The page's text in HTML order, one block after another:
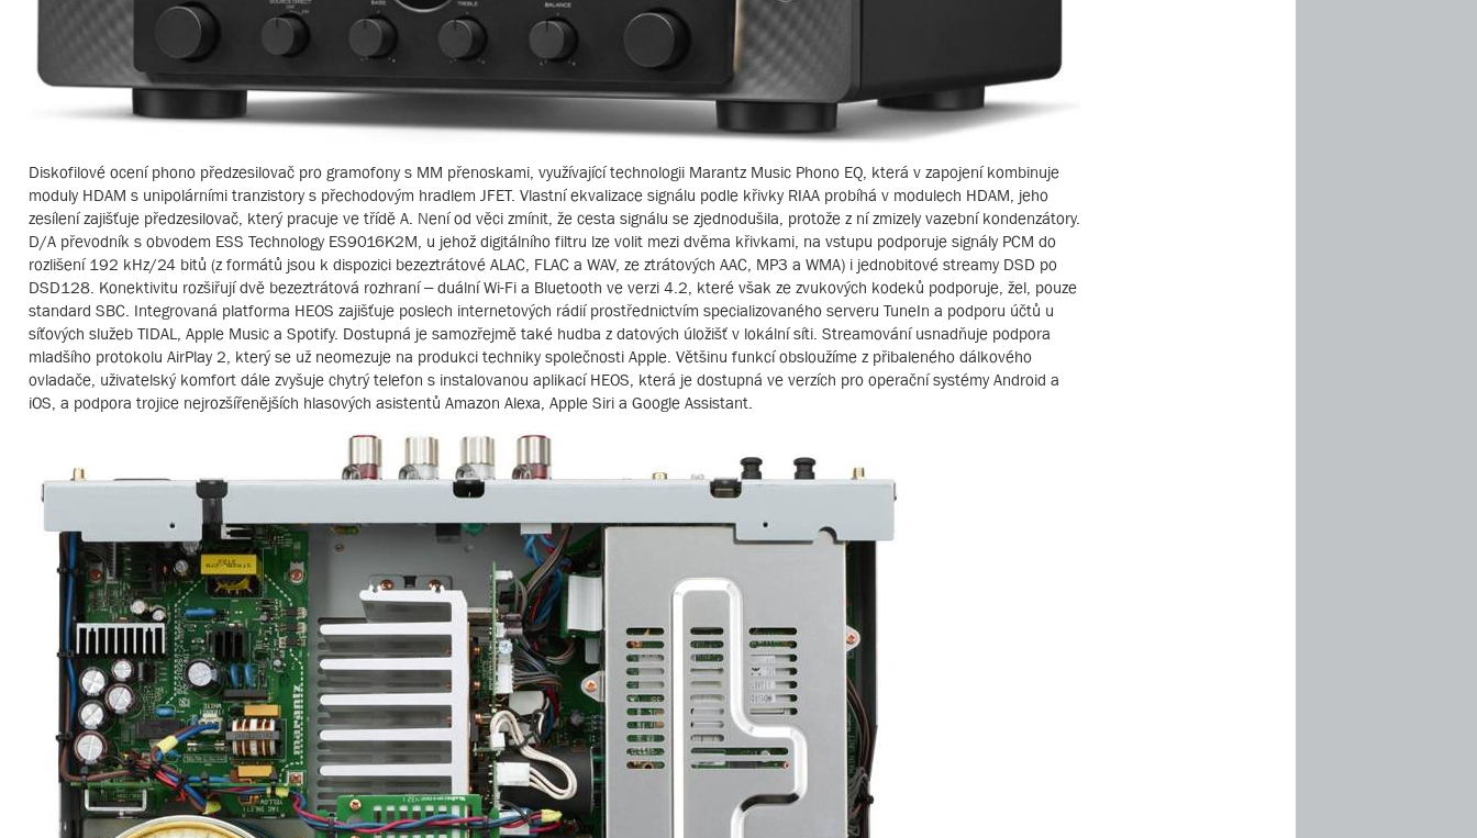
Diskofilové ocení phono předzesilovač pro gramofony s MM přenoskami, využívající technologii Marantz Music Phono EQ, která v zapojení kombinuje
moduly HDAM s unipolárními tranzistory s přechodovým hradlem JFET. Vlastní ekvalizace signálu podle křivky RIAA probíhá v modulech HDAM, jeho
zesílení zajišťuje předzesilovač, který pracuje ve třídě A. Není od věci zmínit, že cesta signálu se zjednodušila, protože z ní zmizely vazební kondenzátory.
D/A převodník s obvodem ESS Technology ES9016K2M, u jehož digitálního filtru lze volit mezi dvěma křivkami, na vstupu podporuje signály PCM do
rozlišení 192 kHz/24 bitů (z formátů jsou k dispozici bezeztrátové ALAC, FLAC a WAV, ze ztrátových AAC, MP3 a WMA) i jednobitové streamy DSD po
DSD128. Konektivitu rozšiřují dvě bezeztrátová rozhraní – duální Wi-Fi a Bluetooth ve verzi 4.2, které však ze zvukových kodeků podporuje, žel, pouze
standard SBC. Integrovaná platforma HEOS zajišťuje poslech internetových rádií prostřednictvím specializovaného serveru TuneIn a podporu účtů u
síťových služeb TIDAL, Apple Music a Spotify. Dostupná je samozřejmě také hudba z datových úložišť v lokální síti. Streamování usnadňuje podpora
mladšího protokolu AirPlay 2, který se už neomezuje na produkci techniky společnosti Apple. Většinu funkcí obsloužíme z přibaleného dálkového
ovladače, uživatelský komfort dále zvyšuje chytrý telefon s instalovanou aplikací HEOS, která je dostupná ve verzích pro operační systémy Android a
iOS, a podpora trojice nejrozšířenějších hlasových asistentů Amazon Alexa, Apple Siri a Google Assistant.